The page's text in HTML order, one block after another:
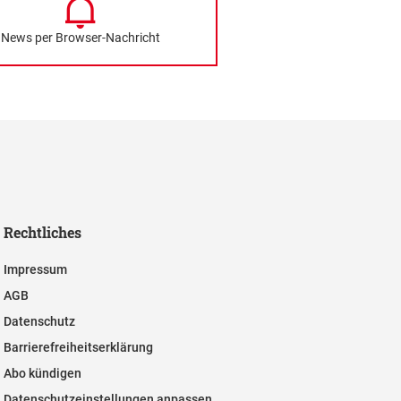
News per Browser-Nachricht
Rechtliches
Impressum
AGB
Datenschutz
Barrierefreiheitserklärung
Abo kündigen